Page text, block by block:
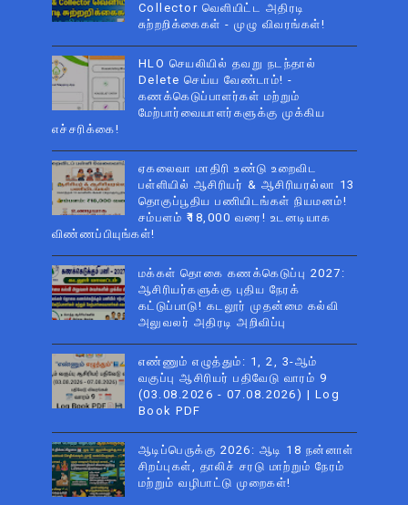
Collector வெளியிட்ட அதிரடி
சுற்றறிக்கைகள் - முழு விவரங்கள்!
HLO செயலியில் தவறு நடந்தால்
Delete செய்ய வேண்டாம்! -
கணக்கெடுப்பாளர்கள் மற்றும்
மேற்பார்வையாளர்களுக்கு முக்கிய
எச்சரிக்கை!
ஏகலைவா மாதிரி உண்டு உறைவிட
பள்ளியில் ஆசிரியர் & ஆசிரியரல்லா 13
தொகுப்பூதிய பணியிடங்கள் நியமனம்!
சம்பளம் ₹18,000 வரை! உடனடியாக
விண்ணப்பியுங்கள்!
மக்கள் தொகை கணக்கெடுப்பு 2027:
ஆசிரியர்களுக்கு புதிய நேரக்
கட்டுப்பாடு! கடலூர் முதன்மை கல்வி
அலுவலர் அதிரடி அறிவிப்பு
எண்ணும் எழுத்தும்: 1, 2, 3-ஆம்
வகுப்பு ஆசிரியர் பதிவேடு வாரம் 9
(03.08.2026 - 07.08.2026) | Log
Book PDF
ஆடிப்பெருக்கு 2026: ஆடி 18 நன்னாள்
சிறப்புகள், தாலிச் சரடு மாற்றும் நேரம்
மற்றும் வழிபாட்டு முறைகள்!